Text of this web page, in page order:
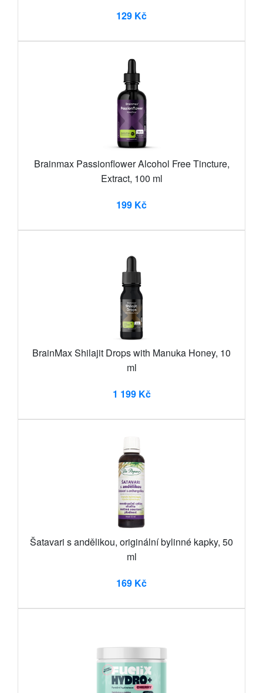
129 Kč
Brainmax Passionflower Alcohol Free Tincture,
Extract, 100 ml
199 Kč
BrainMax Shilajit Drops with Manuka Honey, 10
ml
1 199 Kč
Šatavari s andělikou, originální bylinné kapky, 50
ml
169 Kč